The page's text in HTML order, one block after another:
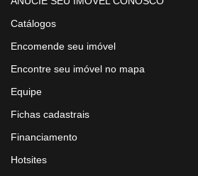
Catálogos
Encomende seu imóvel
Encontre seu imóvel no mapa
Equipe
Fichas cadastrais
Financiamento
Hotsites